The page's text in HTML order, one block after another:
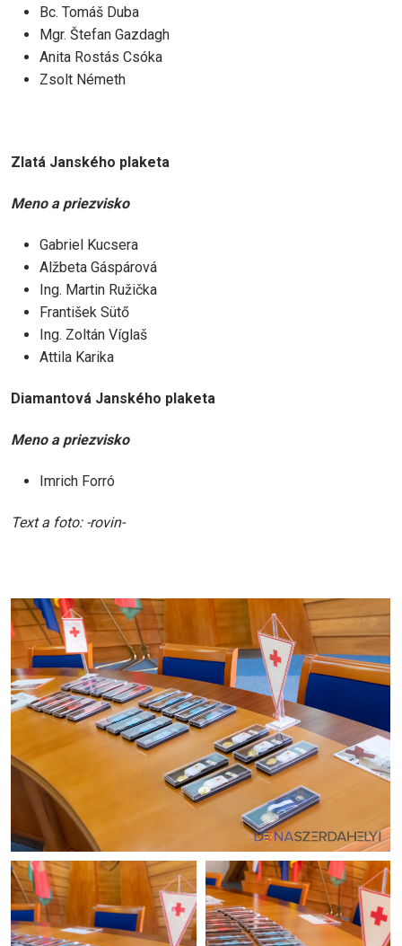
Bc. Tomáš Duba
Mgr. Štefan Gazdagh
Anita Rostás Csóka
Zsolt Németh
Zlatá Janského plaketa
Meno a priezvisko
Gabriel Kucsera
Alžbeta Gáspárová
Ing. Martin Ružička
František Sütő
Ing. Zoltán Víglaš
Attila Karika
Diamantová Janského plaketa
Meno a priezvisko
Imrich Forró
Text a foto: -rovin-